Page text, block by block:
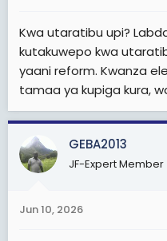
Kwa utaratibu upi?
kutakuwepo kwa
yaani reform. Kwanza
tamaa ya kupiga kura,
GEBA2013
JF-Expert Member
Jun 10, 2026